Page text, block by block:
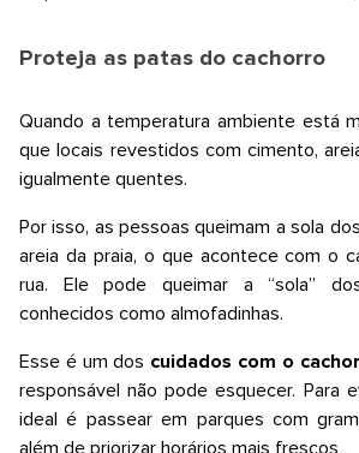
Proteja as patas do cachorro
Quando a temperatura ambiente está
que locais revestidos com cimento,
igualmente quentes.
Por isso, as pessoas queimam a sola
areia da praia, o que acontece com o
rua. Ele pode queimar a “sola”
conhecidos como almofadinhas.
Esse é um dos cuidados com o
responsável não pode esquecer. Para
ideal é passear em parques com
além de priorizar horários mais frescos